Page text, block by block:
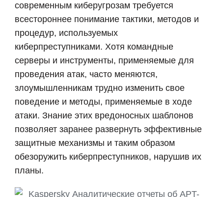
современным киберугрозам требуется
всестороннее понимание тактики, методов и
процедур, используемых
киберпреступниками. Хотя командные
серверы и инструменты, применяемые для
проведения атак, часто меняются,
злоумышленникам трудно изменить свое
поведение и методы, применяемые в ходе
атаки. Знание этих вредоносных шаблонов
позволяет заранее развернуть эффективные
защитные механизмы и таким образом
обезоружить киберпреступников, нарушив их
планы.